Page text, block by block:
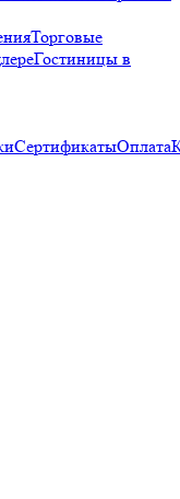
Торговые
Гостиницы в
СертификатыОплата